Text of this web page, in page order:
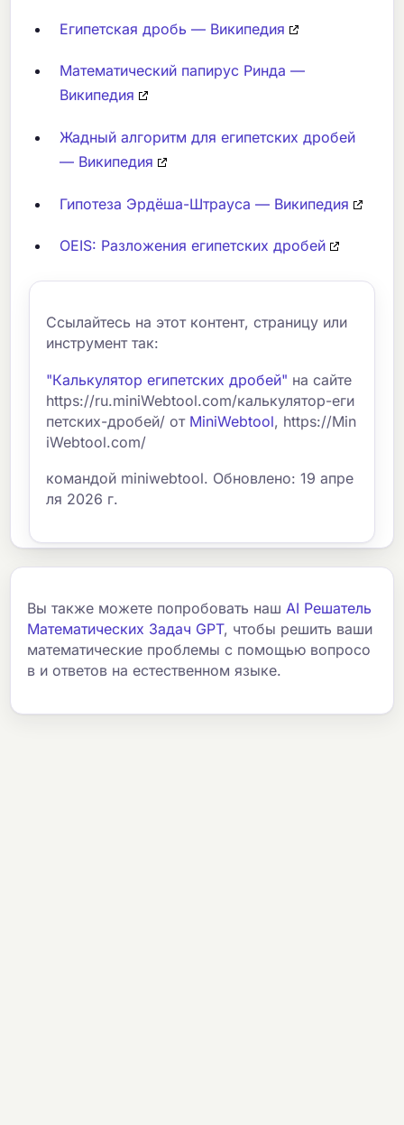
Египетская дробь — Википедия
Математический папирус Ринда —
Википедия
Жадный алгоритм для египетских дробей
— Википедия
Гипотеза Эрдёша-Штрауса — Википедия
OEIS: Разложения египетских дробей
Ссылайтесь на этот контент, страницу или
инструмент так:
"Калькулятор египетских дробей" на сайте
https://ru.miniWebtool.com/калькулятор-еги
петских-дробей/ от MiniWebtool, https://Min
iWebtool.com/
командой miniwebtool. Обновлено: 19 апре
ля 2026 г.
Вы также можете попробовать наш AI Решатель
Математических Задач GPT, чтобы решить ваши
математические проблемы с помощью вопросо
в и ответов на естественном языке.